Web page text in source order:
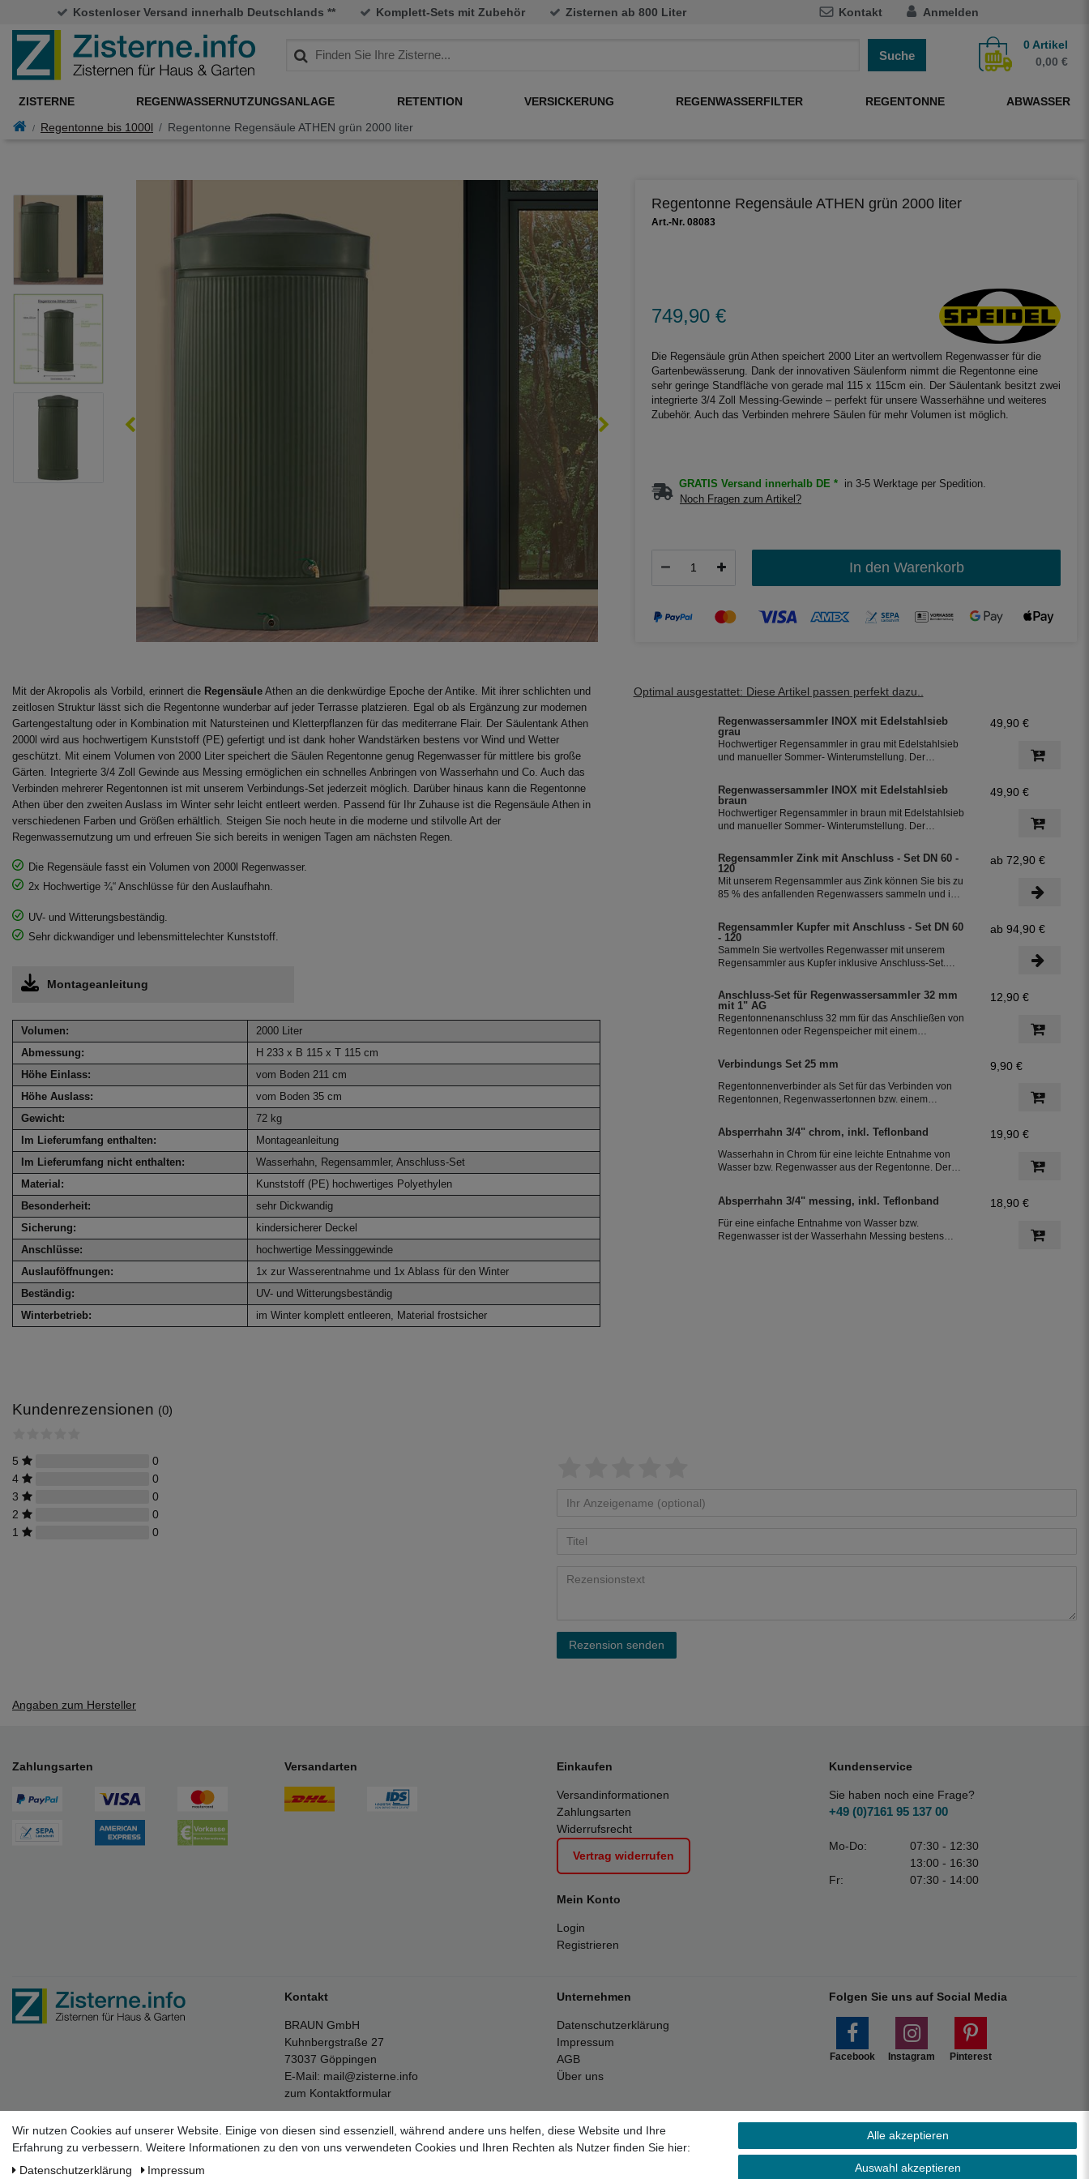
Kostenloser Versand innerhalb Deutschlands ** Komplett-Sets mit Zubehör Zisternen ab 800 Liter Kontakt Anmelden
Suche
0Artikel
0,00 €
ZISTERNE REGENWASSERNUTZUNGSANLAGE RETENTION VERSICKERUNG REGENWASSERFILTER REGENTONNE ABWASSER
Regentonne bis 1000l Regentonne Regensäule ATHEN grün 2000 liter
Regentonne Regensäule ATHEN grün 2000 liter
Art.-Nr. 08083
749,90 €
Die Regensäule grün Athen speichert 2000 Liter an wertvollem Regenwasser für die
Gartenbewässerung. Dank der innovativen Säulenform nimmt die Regentonne eine
sehr geringe Standfläche von gerade mal 115 x 115cm ein. Der Säulentank besitzt zwei
integrierte 3/4 Zoll Messing-Gewinde – perfekt für unsere Wasserhähne und weiteres
Zubehör. Auch das Verbinden mehrere Säulen für mehr Volumen ist möglich.
GRATIS Versand innerhalb DE *
in 3-5 Werktage per Spedition.
Noch Fragen zum Artikel?
In den Warenkorb
Mit der Akropolis als Vorbild, erinnert die Regensäule Athen an die denkwürdige Epoche der Antike. Mit ihrer schlichten und
zeitlosen Struktur lässt sich die Regentonne wunderbar auf jeder Terrasse platzieren. Egal ob als Ergänzung zur modernen
Gartengestaltung oder in Kombination mit Natursteinen und Kletterpflanzen für das mediterrane Flair. Der Säulentank Athen
2000l wird aus hochwertigem Kunststoff (PE) gefertigt und ist dank hoher Wandstärken bestens vor Wind und Wetter
geschützt. Mit einem Volumen von 2000 Liter speichert die Säulen Regentonne genug Regenwasser für mittlere bis große
Gärten. Integrierte 3/4 Zoll Gewinde aus Messing ermöglichen ein schnelles Anbringen von Wasserhahn und Co. Auch das
Verbinden mehrerer Regentonnen ist mit unserem Verbindungs-Set jederzeit möglich. Darüber hinaus kann die Regentonne
Athen über den zweiten Auslass im Winter sehr leicht entleert werden. Passend für Ihr Zuhause ist die Regensäule Athen in
verschiedenen Farben und Größen erhältlich. Steigen Sie noch heute in die moderne und stilvolle Art der
Regenwassernutzung um und erfreuen Sie sich bereits in wenigen Tagen am nächsten Regen.
Die Regensäule fasst ein Volumen von 2000l Regenwasser.
2x Hochwertige ¾“ Anschlüsse für den Auslaufhahn.
UV- und Witterungsbeständig.
Sehr dickwandiger und lebensmittelechter Kunststoff.
Montageanleitung
Volumen:
2000 Liter
Abmessung:
H 233 x B 115 x T 115 cm
Höhe Einlass:
vom Boden 211 cm
Höhe Auslass:
vom Boden 35 cm
Gewicht:
72 kg
Im Lieferumfang enthalten:
Montageanleitung
Im Lieferumfang nicht enthalten:
Wasserhahn, Regensammler, Anschluss-Set
Material:
Kunststoff (PE) hochwertiges Polyethylen
Besonderheit:
sehr Dickwandig
Sicherung:
kindersicherer Deckel
Anschlüsse:
hochwertige Messinggewinde
Auslauföffnungen:
1x zur Wasserentnahme und 1x Ablass für den Winter
Beständig:
UV- und Witterungsbeständig
Winterbetrieb:
im Winter komplett entleeren, Material frostsicher
Optimal ausgestattet: Diese Artikel passen perfekt dazu..
Regenwassersammler INOX mit Edelstahlsieb
grau
Hochwertiger Regensammler in grau mit Edelstahlsieb
und manueller Sommer- Winterumstellung. Der
Überlaufstop und leitet zuverlässig sauberes
Regenwasser in ihre Regentonne. Dieser Fallrohrfilter
ist bereits 1000-fach im Einsatz und wird in die ganze
Welt exportiert.
49,90 €
Regenwassersammler INOX mit Edelstahlsieb
braun
Hochwertiger Regensammler in braun mit Edelstahlsieb
und manueller Sommer- Winterumstellung. Der
Überlaufstop und leitet zuverlässig sauberes
Regenwasser in ihre Regentonne. Dieser Fallrohrfilter
ist bereits 1000-fach im Einsatz und wird in die ganze
Welt exportiert.
49,90 €
Regensammler Zink mit Anschluss - Set DN 60 -
120
Mit unserem Regensammler aus Zink können Sie bis zu
85 % des anfallenden Regenwassers sammeln und in
frostsicher und lässt sich durch das Schiebeteil einfach
ein- und ausbauen. Der flexible Schlauchanschluss mit
einer Länge von 350 mm macht die Installation
besonders einfach.
ab 72,90 €
Regensammler Kupfer mit Anschluss - Set DN 60
- 120
Sammeln Sie wertvolles Regenwasser mit unserem
Regensammler aus Kupfer inklusive Anschluss-Set.
Regenwassers und ist einfach zu installieren. Damit
können Sie bis zu 85 % des anfallenden Regenwassers
sammeln und in Ihre Regentonne leiten.
ab 94,90 €
Anschluss-Set für Regenwassersammler 32 mm
mit 1" AG
Regentonnenanschluss 32 mm für das Anschließen von
Regentonnen oder Regenspeicher mit einem
12,90 €
Verbindungs Set 25 mm
Regentonnenverbinder als Set für das Verbinden von
Regentonnen, Regenwassertonnen bzw. einem
25 mm
9,90 €
Absperrhahn 3/4" chrom, inkl. Teflonband
Wasserhahn in Chrom für eine leichte Entnahme von
Wasser bzw. Regenwasser aus der Regentonne. Der
Teflonband dichtete das Gewinde des Auslaufhahn ab.
19,90 €
Absperrhahn 3/4" messing, inkl. Teflonband
Für eine einfache Entnahme von Wasser bzw.
Regenwasser ist der Wasserhahn Messing bestens
18,90 €
Kundenrezensionen (0)
5
0
4
0
3
0
2
0
1
0
Rezension senden
Angaben zum Hersteller
Zahlungsarten Versandarten Einkaufen
Versandinformationen
Zahlungsarten
Widerrufsrecht
Vertrag widerrufen
Mein Konto
Login
Registrieren
Kundenservice
Sie haben noch eine Frage?
+49 (0)7161 95 137 00
Mo-Do:
07:30 - 12:30
13:00 - 16:30
Fr:
07:30 - 14:00
Kontakt
BRAUN GmbH
Kuhnbergstraße 27
73037 Göppingen
E-Mail: mail@zisterne.info
zum Kontaktformular
Unternehmen
Datenschutzerklärung
Impressum
AGB
Über uns
Folgen Sie uns auf Social Media
Facebook Instagram Pinterest
Alle Preise inkl. 19% Mehrwertsteuer.
* Die verkauften Stückzahlen beziehen sich auf die Verkäufe in unseren Shops und Marktplätzen.
Wir nutzen Cookies auf unserer Website. Einige von diesen sind essenziell, während andere uns helfen, diese Website und Ihre
Erfahrung zu verbessern. Weitere Informationen zu den von uns verwendeten Cookies und Ihren Rechten als Nutzer finden Sie hier:
Daten­schutz­erklärung
Impressum
Alle akzeptieren
Auswahl akzeptieren